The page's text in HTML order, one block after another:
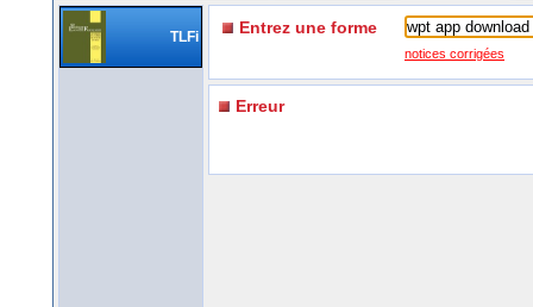
TLFi Entrez une forme
notices corrigées
Erreur